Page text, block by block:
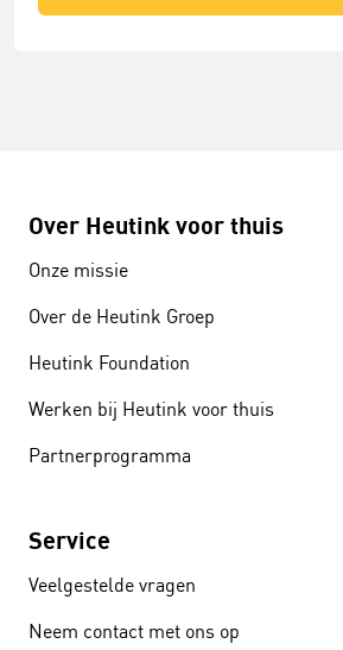
Over Heutink voor thuis
Onze missie
Over de Heutink Groep
Heutink Foundation
Werken bij Heutink voor thuis
Partnerprogramma
Service
Veelgestelde vragen
Neem contact met ons op